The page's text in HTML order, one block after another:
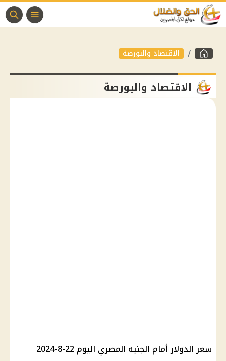
الاقتصاد والبورصة
الاقتصاد والبورصة
سعر الدولار أمام الجنيه المصري اليوم 22-8-2024